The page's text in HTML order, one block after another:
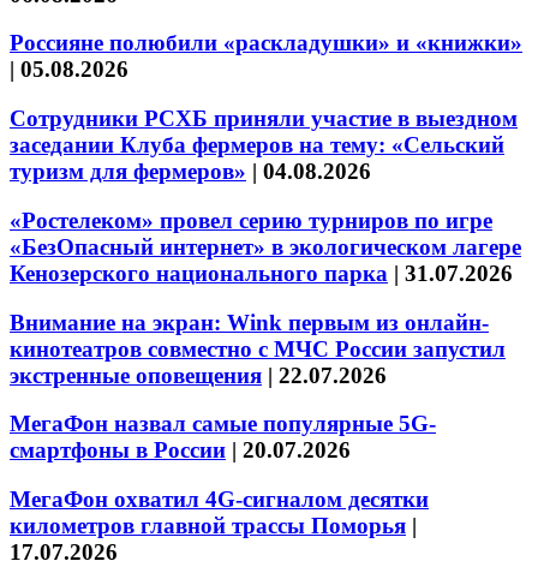
Россияне полюбили «раскладушки» и «книжки»
| 05.08.2026
Сотрудники РСХБ приняли участие в выездном
заседании Клуба фермеров на тему: «Сельский
туризм для фермеров» | 04.08.2026
«Ростелеком» провел серию турниров по игре
«БезОпасный интернет» в экологическом лагере
Кенозерского национального парка | 31.07.2026
Внимание на экран: Wink первым из онлайн-
кинотеатров совместно с МЧС России запустил
экстренные оповещения | 22.07.2026
МегаФон назвал самые популярные 5G-
смартфоны в России | 20.07.2026
МегаФон охватил 4G-сигналом десятки
километров главной трассы Поморья |
17.07.2026